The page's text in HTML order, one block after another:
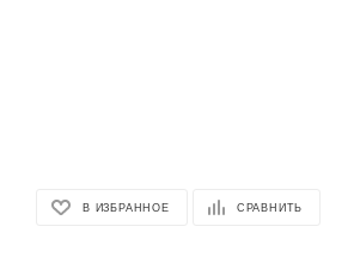
В ИЗБРАННОЕ СРАВНИТЬ